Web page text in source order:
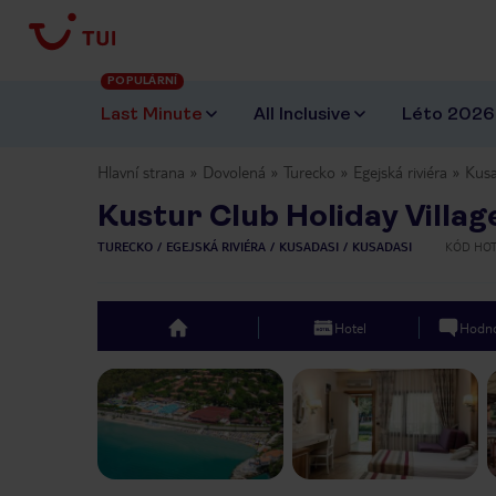
Last Minute
POPULÁRNÍ
All Inclusive Léto 2026
Hlavní strana Dovolená Turecko Egejská riviéra
Kustur Club Holiday
TURECKO EGEJSKÁ RIVIÉRA KUSADASI KUSADASI KÓD
top Hotel
Previous slide